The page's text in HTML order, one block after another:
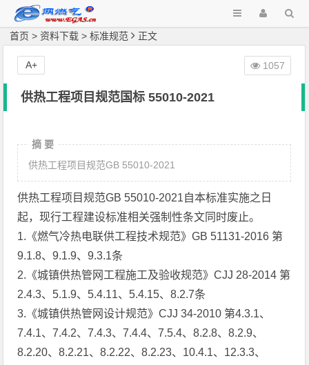
首页 >资料下载 >标准规范 正文
供热工程项目规范国标 55010-2021
摘 要
供热工程项目规范GB 55010-2021
供热工程项目规范GB 55010-2021自本标准实施之日
起，现行工程建设标准相关强制性条文同时废止。
1.《燃气冷热电联供工程技术规范》GB 51131-2016 第
9.1.8、9.1.9、9.3.1条
2.《城镇供热管网工程施工及验收规范》CJJ 28-2014 第
2.4.3、5.1.9、5.4.11、5.4.15、8.2.7条
3.《城镇供热管网设计规范》CJJ 34-2010 第4.3.1、
7.4.1、7.4.2、7.4.3、7.4.4、7.5.4、8.2.8、8.2.9、
8.2.20、8.2.21、8.2.22、8.2.23、10.4.1、12.3.3、
1057
A+